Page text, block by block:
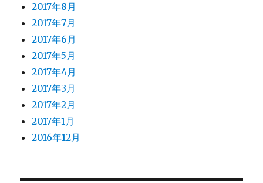
2017年8月
2017年7月
2017年6月
2017年5月
2017年4月
2017年3月
2017年2月
2017年1月
2016年12月